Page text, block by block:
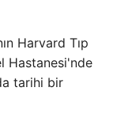
Harvard Tıp
Hastanesi'nde
tarihi bir